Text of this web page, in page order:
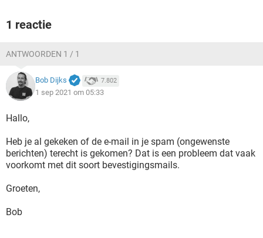
1 reactie
ANTWOORDEN 1 / 1
Bob Dijks 7.802
1 sep 2021 om 05:33
Hallo,
Heb je al gekeken of de e-mail in je spam (ongewenste
berichten) terecht is gekomen? Dat is een probleem dat vaak
voorkomt met dit soort bevestigingsmails.
Groeten,
Bob